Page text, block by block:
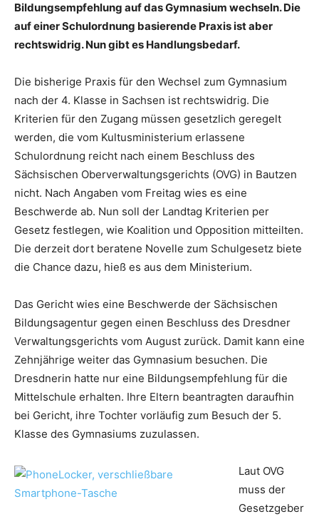
Bildungsempfehlung auf das Gymnasium wechseln. Die
auf einer Schulordnung basierende Praxis ist aber
rechtswidrig. Nun gibt es Handlungsbedarf.
Die bisherige Praxis für den Wechsel zum Gymnasium
nach der 4. Klasse in Sachsen ist rechtswidrig. Die
Kriterien für den Zugang müssen gesetzlich geregelt
werden, die vom Kultusministerium erlassene
Schulordnung reicht nach einem Beschluss des
Sächsischen Oberverwaltungsgerichts (OVG) in Bautzen
nicht. Nach Angaben vom Freitag wies es eine
Beschwerde ab. Nun soll der Landtag Kriterien per
Gesetz festlegen, wie Koalition und Opposition mitteilten.
Die derzeit dort beratene Novelle zum Schulgesetz biete
die Chance dazu, hieß es aus dem Ministerium.
Das Gericht wies eine Beschwerde der Sächsischen
Bildungsagentur gegen einen Beschluss des Dresdner
Verwaltungsgerichts vom August zurück. Damit kann eine
Zehnjährige weiter das Gymnasium besuchen. Die
Dresdnerin hatte nur eine Bildungsempfehlung für die
Mittelschule erhalten. Ihre Eltern beantragten daraufhin
bei Gericht, ihre Tochter vorläufig zum Besuch der 5.
Klasse des Gymnasiums zuzulassen.
Laut OVG
muss der
Gesetzgeber